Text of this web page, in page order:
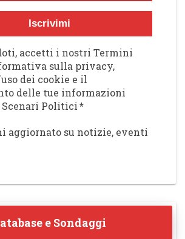
Iscrivimi
accetti i nostri Termini
sulla privacy,
dei cookie e il
delle tue informazioni
Scenari Politici*
aggiornato su notizie, eventi
e Sondaggi